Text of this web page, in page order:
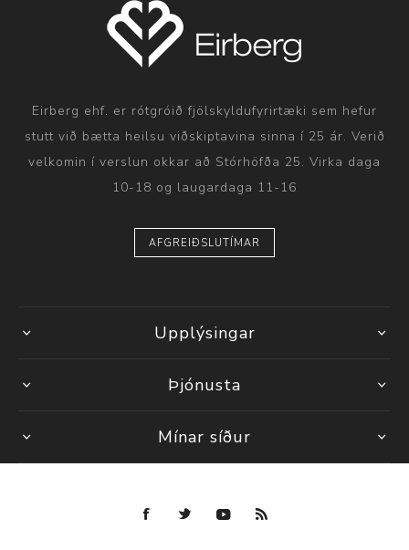
Eirberg ehf. er rótgróið fjölskyldufyrirtæki sem hefur
stutt við bætta heilsu viðskiptavina sinna í 25 ár. Verið
velkomin í verslun okkar að Stórhöfða 25. Virka daga
10-18 og laugardaga 11-16
AFGREIÐSLUTÍMAR
Upplýsingar
Þjónusta
Mínar síður